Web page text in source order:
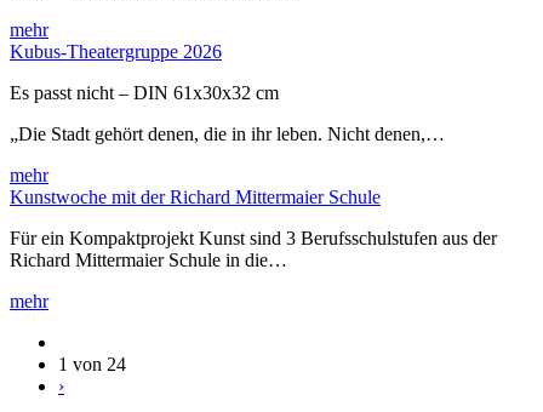
mehr
Kubus-Theatergruppe 2026
Es passt nicht – DIN 61x30x32 cm
„Die Stadt gehört denen, die in ihr leben. Nicht denen,…
mehr
Kunstwoche mit der Richard Mittermaier Schule
Für ein Kompaktprojekt Kunst sind 3 Berufsschulstufen aus der
Richard Mittermaier Schule in die…
mehr
1 von 24
›